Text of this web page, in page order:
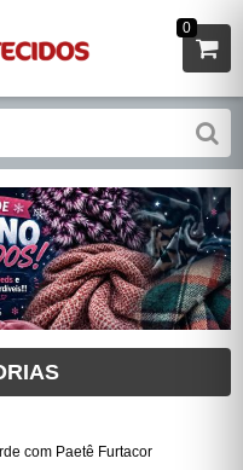
0
com Paetê Furtacor